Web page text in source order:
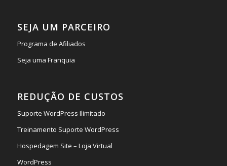
SEJA UM PARCEIRO
Programa de Afiliados
Seja uma Franquia
REDUÇÃO DE CUSTOS
Suporte WordPress Ilimitado
Treinamento Suporte WordPress
Hospedagem Site – Loja Virtual
WordPress